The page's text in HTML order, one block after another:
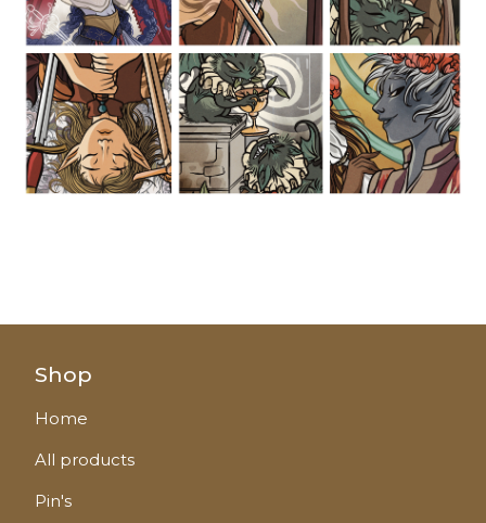
Shop
Home
All products
Pin's